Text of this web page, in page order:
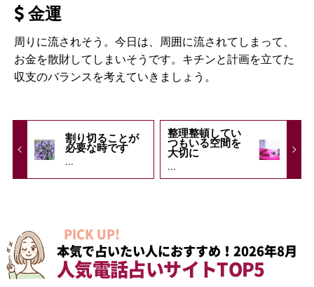
金運
周りに流されそう。今日は、周囲に流されてしまって、
お金を散財してしまいそうです。キチンと計画を立てた
収支のバランスを考えていきましょう。
割り切ることが
必要な時です
...
整理整頓してい
つもいる空間を
大切に
...
PICK UP!
本気で占いたい人におすすめ！2026年8月
人気電話占いサイトTOP5